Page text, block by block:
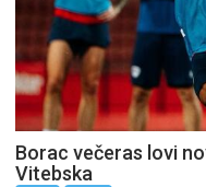
Borac večeras lovi
Vitebska